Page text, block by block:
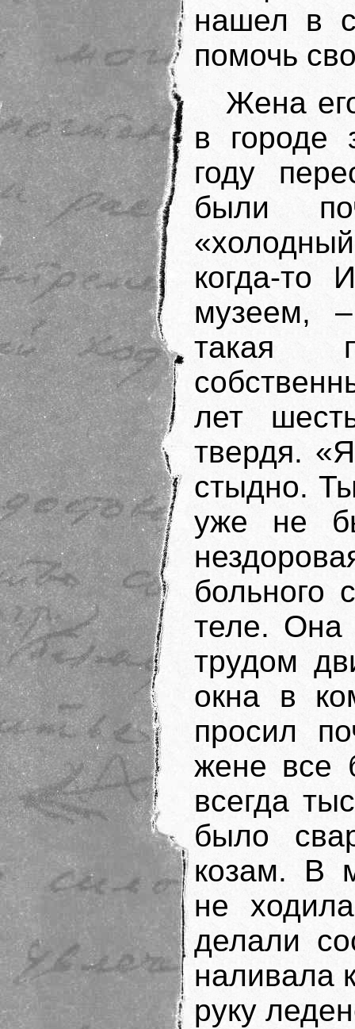
нашел в
помочь
Жена
в городе
году
были
когда-то
музеем,
такая
лет
твердя.
стыдно.
уже не
больного
теле. Она
трудом
окна в
просил
жене все
всегда
было
козам. В
не
делали
наливала
руку